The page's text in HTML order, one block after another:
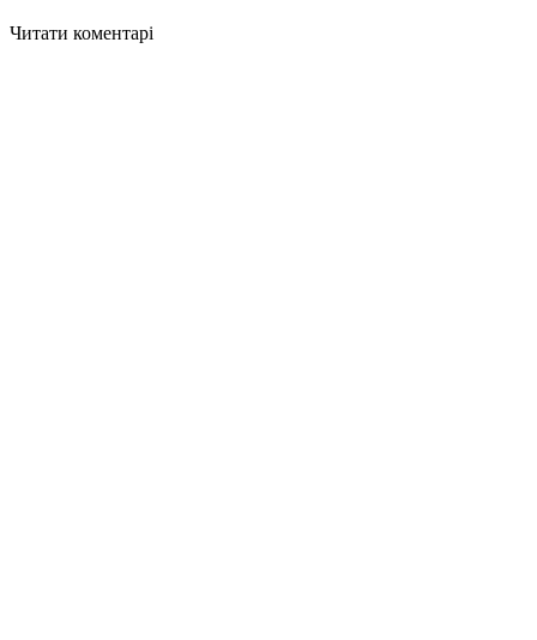
Читати коментарі